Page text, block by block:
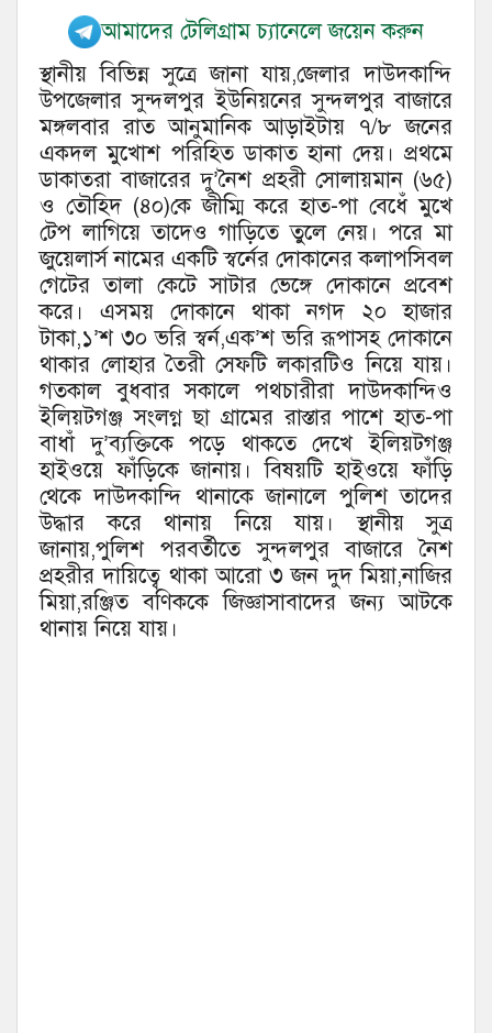
আমাদের টেলিগ্রাম চ্যানেলে জয়েন করুন
স্থানীয় বিভিন্ন সুত্রে জানা যায়,জেলার দাউদকান্দি
উপজেলার সুন্দলপুর ইউনিয়নের সুন্দলপুর বাজারে
মঙ্গলবার রাত আনুমানিক আড়াইটায় ৭/৮ জনের
একদল মুখোশ পরিহিত ডাকাত হানা দেয়। প্রথমে
ডাকাতরা বাজারের দু’নৈশ প্রহরী সোলায়মান (৬৫)
ও তৌহিদ (৪০)কে জীম্মি করে হাত-পা বেধেঁ মুখে
টেপ লাগিয়ে তাদেও গাড়িতে তুলে নেয়। পরে মা
জুয়েলার্স নামের একটি স্বর্নের দোকানের কলাপসিবল
গেটের তালা কেটে সাটার ভেঙ্গে দোকানে প্রবেশ
করে। এসময় দোকানে থাকা নগদ ২০ হাজার
টাকা,১’শ ৩০ ভরি স্বর্ন,এক’শ ভরি রূপাসহ দোকানে
থাকার লোহার তৈরী সেফটি লকারটিও নিয়ে যায়।
গতকাল বুধবার সকালে পথচারীরা দাউদকান্দিও
ইলিয়টগঞ্জ সংলগ্ন ছা গ্রামের রাস্তার পাশে হাত-পা
বাধাঁ দু’ব্যক্তিকে পড়ে থাকতে দেখে ইলিয়টগঞ্জ
হাইওয়ে ফাঁড়িকে জানায়। বিষয়টি হাইওয়ে ফাঁড়ি
থেকে দাউদকান্দি থানাকে জানালে পুলিশ তাদের
উদ্ধার করে থানায় নিয়ে যায়। স্থানীয় সুত্র
জানায়,পুলিশ পরবর্তীতে সুন্দলপুর বাজারে নৈশ
প্রহরীর দায়িত্বে থাকা আরো ৩ জন দুদ মিয়া,নাজির
মিয়া,রঞ্জিত বণিককে জিজ্ঞাসাবাদের জন্য আটকে
থানায় নিয়ে যায়।